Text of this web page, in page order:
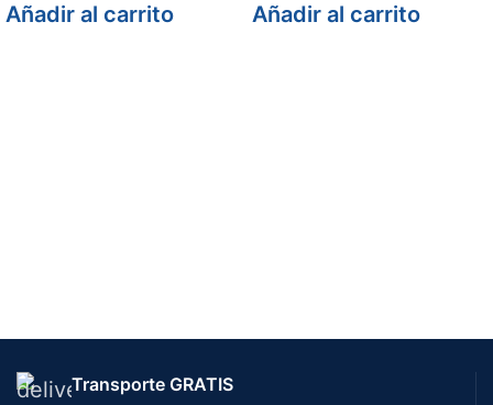
Añadir al carrito Añadir al carrito
Transporte GRATIS